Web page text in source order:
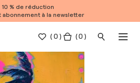
10 % de réduction
abonnement à la newsletter
(0 ) ( 0 )